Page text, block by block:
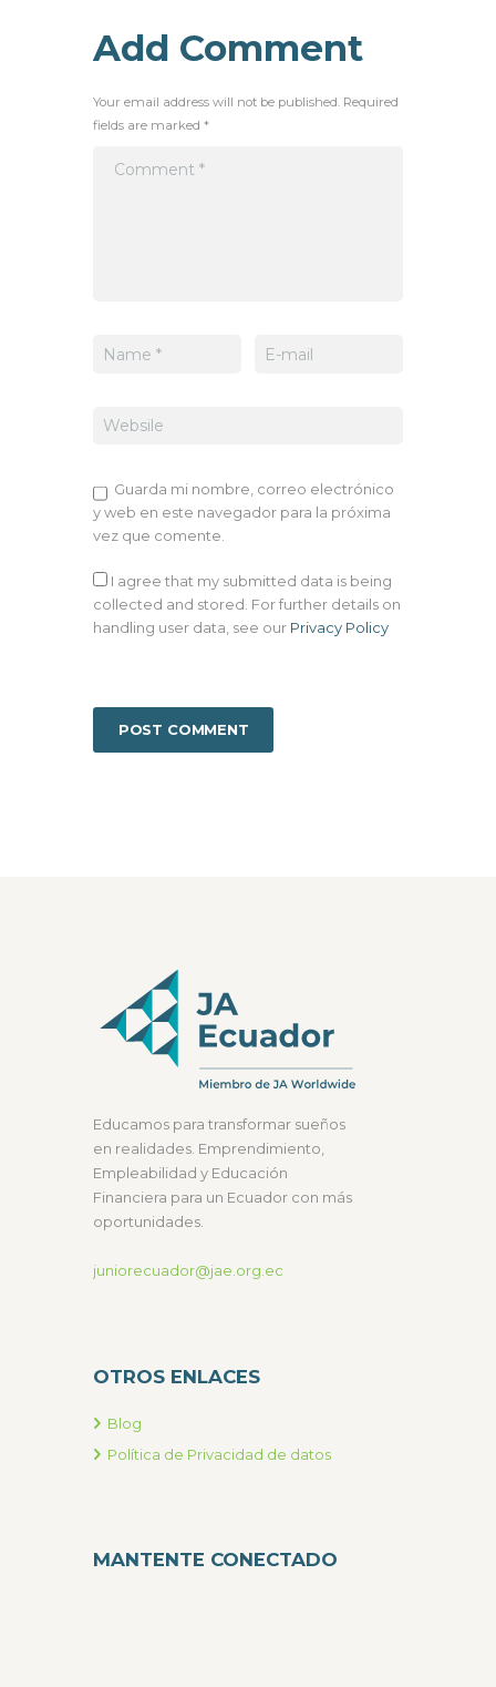
Add Comment
Your email address will not be published. Required
fields are marked *
Guarda mi nombre, correo electrónico
y web en este navegador para la próxima
vez que comente.
I agree that my submitted data is being
collected and stored. For further details on
handling user data, see our Privacy Policy
Educamos para transformar sueños
en realidades. Emprendimiento,
Empleabilidad y Educación
Financiera para un Ecuador con más
oportunidades.
juniorecuador@jae.org.ec
OTROS ENLACES
Blog
Política de Privacidad de datos
MANTENTE CONECTADO